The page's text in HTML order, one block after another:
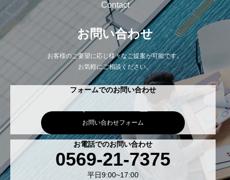
Contact
お問い合わせ
お客様のご要望に応じ様々なご提案が可能です。
お気軽にご相談ください。
フォームでのお問い合わせ
お問い合わせフォーム
お電話でのお問い合わせ
0569-21-7375
平日9:00~17:00